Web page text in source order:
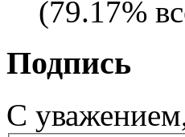
(79.17%
Подпись
С